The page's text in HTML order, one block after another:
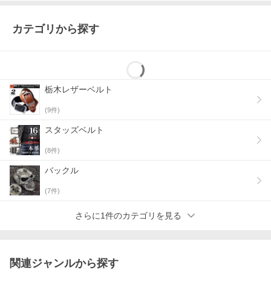
カテゴリから探す
栃木レザーベルト
(9件)
スタッズベルト
(8件)
バックル
(7件)
さらに1件のカテゴリを見る
関連ジャンルから探す